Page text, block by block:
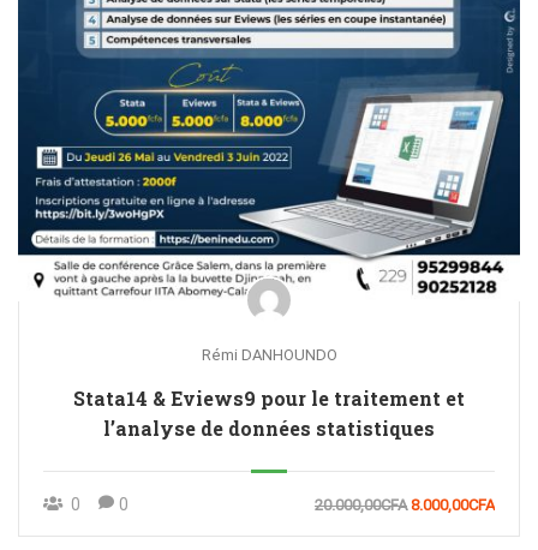
Rémi DANHOUNDO
Stata14 & Eviews9 pour le traitement et
l’analyse de données statistiques
0 0 20.000,00CFA8.000,00CFA